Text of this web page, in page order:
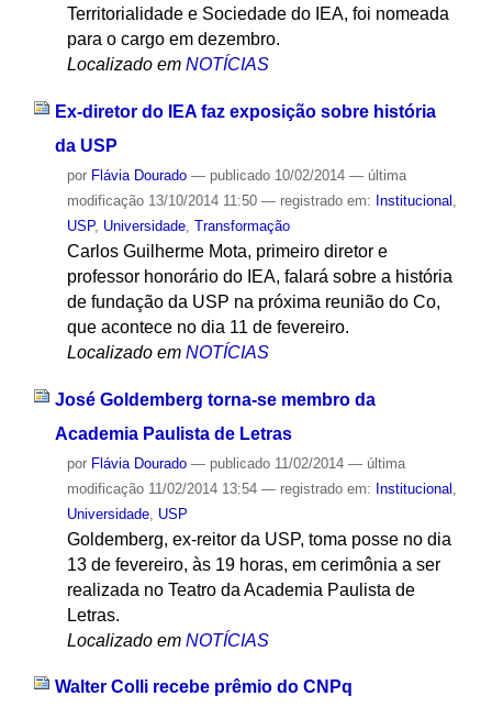
Territorialidade e Sociedade do IEA, foi nomeada
para o cargo em dezembro.
Localizado em NOTÍCIAS
Ex-diretor do IEA faz exposição sobre história
da USP
por Flávia Dourado — publicado10/02/2014 — última
modificação13/10/2014 11:50 — registrado em: Institucional ,
USP, Universidade, Transformação
Carlos Guilherme Mota, primeiro diretor e
professor honorário do IEA, falará sobre a história
de fundação da USP na próxima reunião do Co,
que acontece no dia 11 de fevereiro.
Localizado em NOTÍCIAS
José Goldemberg torna-se membro da
Academia Paulista de Letras
por Flávia Dourado — publicado11/02/2014 — última
modificação11/02/2014 13:54 — registrado em: Institucional
Universidade, USP
Goldemberg, ex-reitor da USP, toma posse no dia
13 de fevereiro, às 19 horas, em cerimônia a ser
realizada no Teatro da Academia Paulista de
Letras.
Localizado em NOTÍCIAS
Walter Colli recebe prêmio do CNPq